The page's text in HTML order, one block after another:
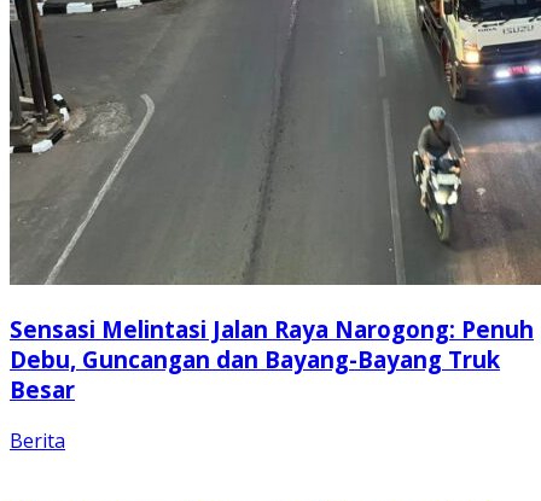
Sensasi Melintasi Jalan Raya Narogong: Penuh
Debu, Guncangan dan Bayang-Bayang Truk
Besar
Berita